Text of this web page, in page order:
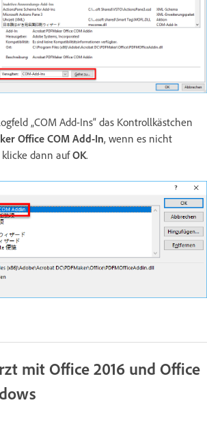
„COM Add-Ins“ das Kontrollkästchen
Office COM Add-In, wenn es nicht
dann aufOK.
mit Office 2016 und Office